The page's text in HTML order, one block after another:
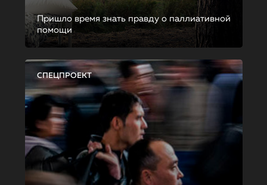
Пришло время знать правду о паллиативной
помощи
СПЕЦПРОЕКТ